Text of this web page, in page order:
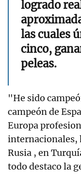
logrado
las cuales
cinco,
peleas.
"He sido
campeón de
Europa
internacionales,
Rusia , en
todo destaco la